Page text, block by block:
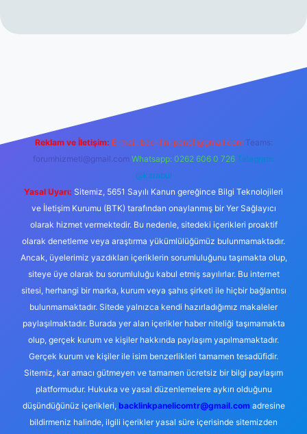
Reklam ve İletişim: E-mail: backlinkpaneli@gmail.com Teams:
forumhizmeti@gmail.com Whatsapp: 0262 606 0 726 Telegram:
@karabul
Yasal Uyarı: Sitemiz, 5651 Sayılı Kanun gereğince Bilgi Teknolojileri
ve İletişim Kurumu (BTK) tarafından onaylanmış bir Yer Sağlayıcı
olarak hizmet vermektedir. Bu nedenle, sitedeki içerikleri proaktif
olarak denetleme veya araştırma yükümlülüğümüz bulunmamaktadır.
Ancak, üyelerimiz yazdıkları içeriklerin sorumluluğunu taşımakta olup,
siteye üye olarak bu sorumluluğu kabul etmiş sayılırlar. Bu internet
sitesi, herhangi bir marka, kurum veya şahıs şirketi ile hiçbir bağlantısı
bulunmamaktadır. Sitede yalnızca kendi hazırladığımız makaleler
paylaşılmaktadır. Burada yer alan içerikler haber niteliği taşımamakta
olup, gerçek kurum ve kişiler hakkında paylaşım yapılmamaktadır.
Gerçek kurum ve kişiler ile isim benzerlikleri tamamen tesadüfidir.
Sitemiz, kar amacı gütmeyen ve tamamen ücretsiz bir bilgi paylaşım
platformudur. Hukuka ve yasal düzenlemelere aykırı olduğunu
düşündüğünüz içerikleri, backlinkpanelicomtr@gmail.comadresine
bildirmeniz halinde, ilgili içerikler yasal süre içerisinde sitemizden